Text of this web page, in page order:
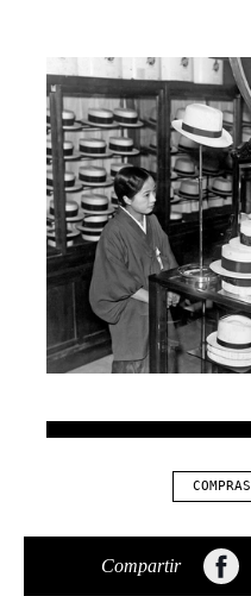
COMPRAS
Compartir